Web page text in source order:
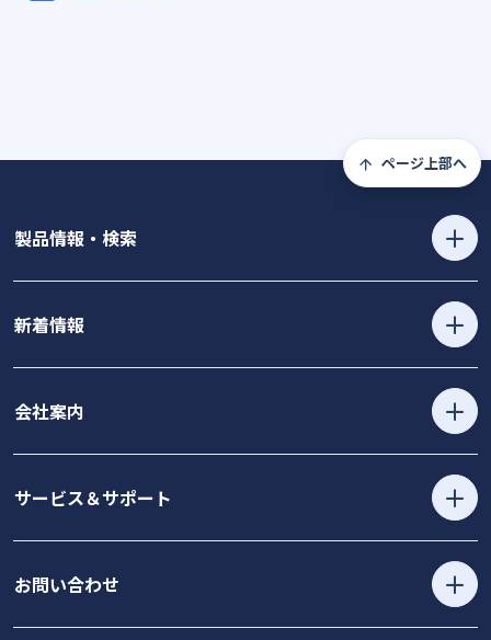
ページ上部へ
製品情報・検索
新着情報
会社案内
サービス＆サポート
お問い合わせ